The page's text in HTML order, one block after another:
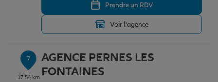
Prendre un RDV
Voir l'agence
7
17.54 km
AGENCE PERNES LES
FONTAINES